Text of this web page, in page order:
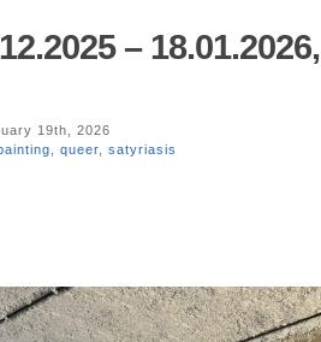
– 18.01.2026,
19th, 2026
queer satyriasis